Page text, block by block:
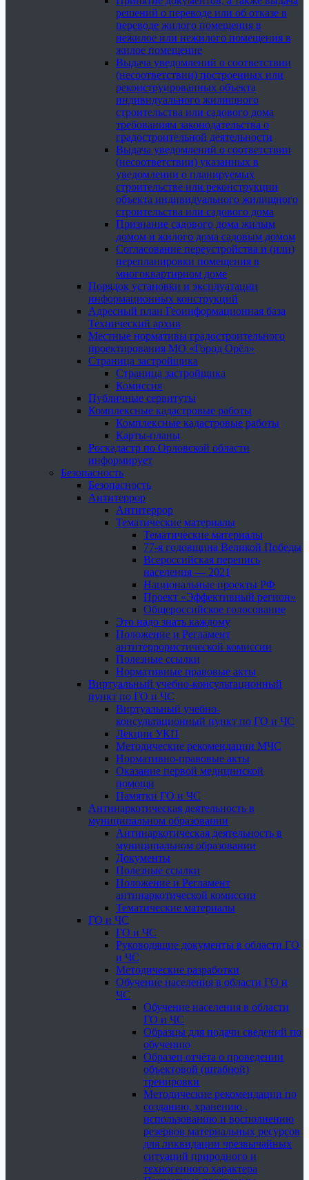
решений о переводе или об отказе в
переводе жилого помещения в
нежилое или нежилого помещения в
жилое помещение
Выдача уведомлений о соответствии
(несоответствии) построенных или
реконструированных объекта
индивидуального жилищного
строительства или садового дома
требованиям законодательства о
градостроительной деятельности
Выдача уведомлений о соответствии
(несоответствии) указанных в
уведомлении о планируемых
строительстве или реконструкции
объекта индивидуального жилищного
строительства или садового дома
Признание садового дома жилым
домом и жилого дома садовым домом
Согласование переустройства и (или)
перепланировки помещения в
многоквартирном доме
Порядок установки и эксплуатации
информационных конструкций
Адресный план Геоинформационная база
Технический архив
Местные нормативы градостроительного
проектирования МО «Город Орёл»
Страница застройщика
Страница застройщика
Комиссия
Публичные сервитуты
Комплексные кадастровые работы
Комплексные кадастровые работы
Карты-планы
Роскадастр по Орловской области
информирует
Безопасность
Безопасность
Антитеррор
Антитеррор
Тематические материалы
Тематические материалы
77-я годовщина Великой Победы
Всероссийская перепись
населения — 2021
Национальные проекты РФ
Проект «Эффективный регион»
Общероссийское голосование
Это надо знать каждому
Положение и Регламент
антитеррористической комиссии
Полезные ссылки
Нормативные правовые акты
Виртуальный учебно-консультационный
пункт по ГО и ЧС
Виртуальный учебно-
консультационный пункт по ГО и ЧС
Лекции УКП
Методические рекомендации МЧС
Нормативно-правовые акты
Оказание первой медицинской
помощи
Памятки ГО и ЧС
Антинаркотическая деятельность в
муниципальном образовании
Антинаркотическая деятельность в
муниципальном образовании
Документы
Полезные ссылки
Положение и Регламент
антинаркотической комиссии
Тематические материалы
ГО и ЧС
ГО и ЧС
Руководящие документы в области ГО
и ЧС
Методические разработки
Обучение населения в области ГО и
ЧС
Обучение населения в области
ГО и ЧС
Образцы для подачи сведений по
обучению
Образец отчёта о проведении
объектовой (штабной)
тренировки
Методические рекомендации по
созданию, хранению ,
использованию и восполнению
резервов материальных ресурсов
для ликвидации чрезвычайных
ситуаций природного и
техногенного характера